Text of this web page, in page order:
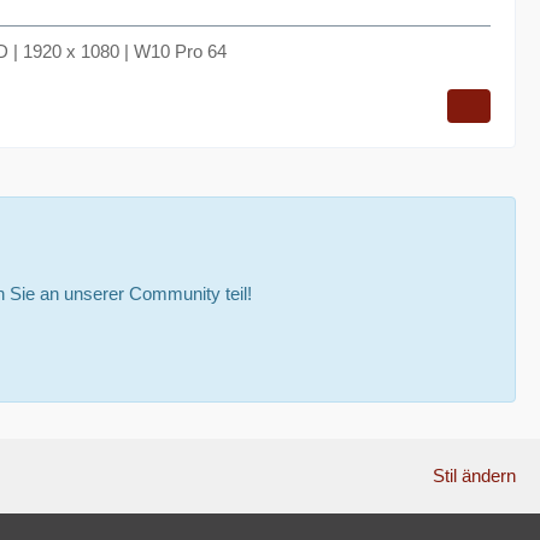
| 1920 x 1080 | W10 Pro 64
Sie an unserer Community teil!
Stil ändern